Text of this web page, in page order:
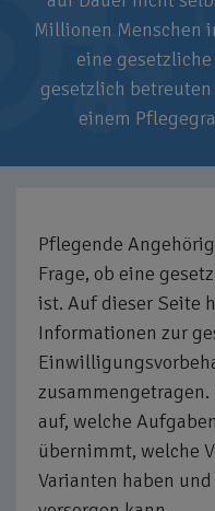
Millionen Menschen
eine
gesetzlich
einem
Pflegende
Frage, ob eine
ist. Auf dieser Seite
Informationen zur
auf, welche
übernimmt, welche
Varianten haben